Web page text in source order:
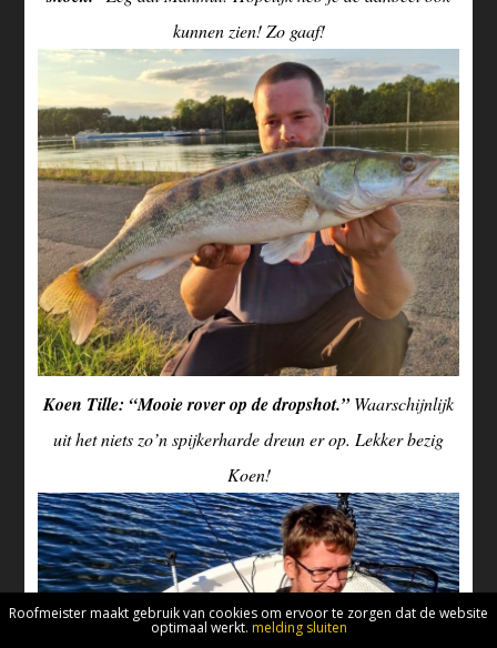
kunnen zien! Zo gaaf!
Koen Tille: “Mooie rover op de dropshot.”Waarschijnlijk
uit het niets zo’n spijkerharde dreun er op. Lekker bezig
Koen!
Roofmeister maakt gebruik van cookies om ervoor te zorgen dat de website
optimaal werkt. melding sluiten